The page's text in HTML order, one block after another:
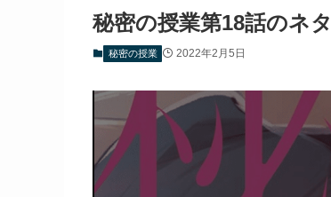
秘密の授業第18話のネ
秘密の授業 2022年2月5日